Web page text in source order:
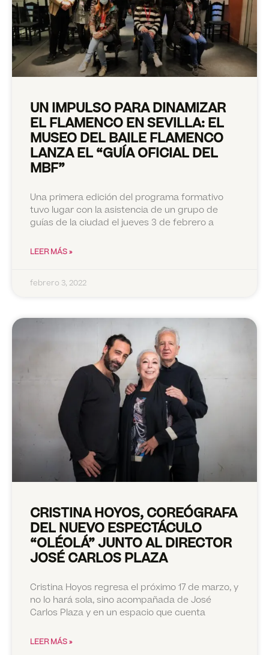
UN IMPULSO PARA DINAMIZAR
EL FLAMENCO EN SEVILLA: EL
MUSEO DEL BAILE FLAMENCO
LANZA EL “GUÍA OFICIAL DEL
MBF”
Una primera edición del programa formativo
tuvo lugar con la asistencia de un grupo de
guías de la ciudad el jueves 3 de febrero a
LEER MÁS »
febrero 3, 2022
CRISTINA HOYOS, COREÓGRAFA
DEL NUEVO ESPECTÁCULO
“OLÉOLÁ” JUNTO AL DIRECTOR
JOSÉ CARLOS PLAZA
Cristina Hoyos regresa el próximo 17 de marzo, y
no lo hará sola, sino acompañada de José
Carlos Plaza y en un espacio que cuenta
LEER MÁS »